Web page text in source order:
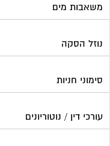
משאבות מים
נוזל הסקה
סימוני חניות
עורכי דין / נוטוריונים